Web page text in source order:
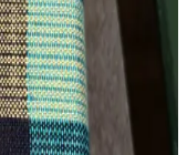
Dokuma Projesi:
slub pamuk ipliğiyle
kullanıcı
sunuyor.